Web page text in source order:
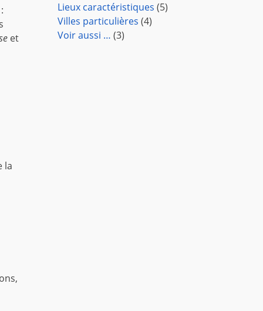
et
la
Lieux caractéristiques (5)
Villes particulières (4)
Voir aussi … (3)